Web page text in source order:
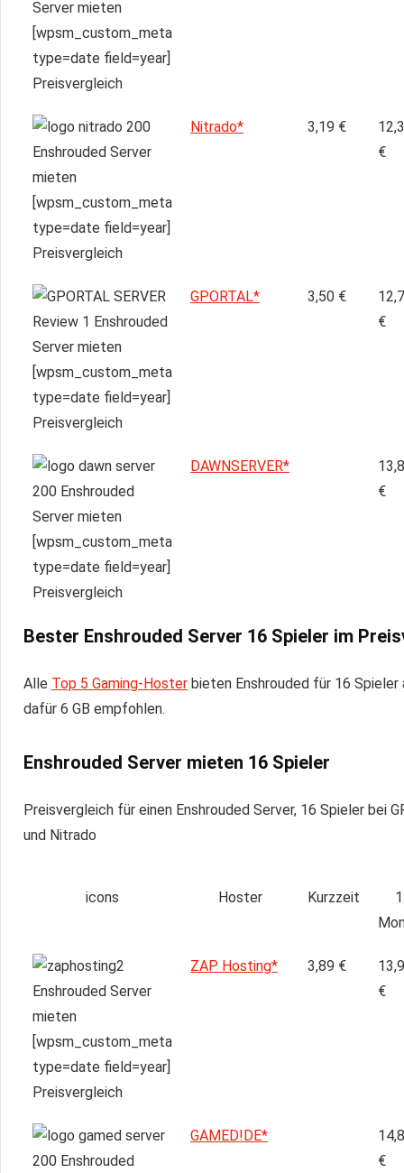
Nitrado* 3,19 €
€
GPORTAL* 3,50 €
€
DAWNSERVER*
€
Bester Enshrouded Server 16 Spieler im
Alle Top 5 Gaming-Hoster bieten Enshrouded für 16
dafür 6 GB empfohlen.
Enshrouded Server mieten 16 Spieler
Preisvergleich für einen Enshrouded Server, 16 Spieler bei
und Nitrado
icons Hoster Kurzzeit
1
ZAP Hosting* 3,89 €
€
GAMED!DE*
€